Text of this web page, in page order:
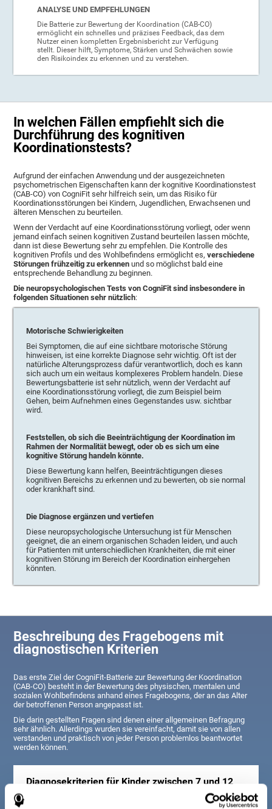
ANALYSE UND EMPFEHLUNGEN
Die Batterie zur Bewertung der Koordination (CAB-CO)
ermöglicht ein schnelles und präzises Feedback, das dem
Nutzer einen kompletten Ergebnisbericht zur Verfügung
stellt. Dieser hilft, Symptome, Stärken und Schwächen sowie
den Risikoindex zu erkennen und zu verstehen.
In welchen Fällen empfiehlt sich die
Durchführung des kognitiven
Koordinationstests?
Aufgrund der einfachen Anwendung und der ausgezeichneten
psychometrischen Eigenschaften kann der kognitive Koordinationstest
(CAB-CO) von CogniFit sehr hilfreich sein, um das Risiko für
Koordinationsstörungen bei Kindern, Jugendlichen, Erwachsenen und
älteren Menschen zu beurteilen.
Wenn der Verdacht auf eine Koordinationsstörung vorliegt, oder wenn
jemand einfach seinen kognitiven Zustand beurteilen lassen möchte,
dann ist diese Bewertung sehr zu empfehlen. Die Kontrolle des
kognitiven Profils und des Wohlbefindens ermöglicht es,verschiedene
Störungen frühzeitig zu erkennen und so möglichst bald eine
entsprechende Behandlung zu beginnen.
Die neuropsychologischen Tests von CogniFit sind insbesondere in
folgenden Situationen sehr nützlich:
Motorische Schwierigkeiten
Bei Symptomen, die auf eine sichtbare motorische Störung
hinweisen, ist eine korrekte Diagnose sehr wichtig. Oft ist der
natürliche Alterungsprozess dafür verantwortlich, doch es kann
sich auch um ein weitaus komplexeres Problem handeln. Diese
Bewertungsbatterie ist sehr nützlich, wenn der Verdacht auf
eine Koordinationsstörung vorliegt, die zum Beispiel beim
Gehen, beim Aufnehmen eines Gegenstandes usw. sichtbar
wird.
Feststellen, ob sich die Beeinträchtigung der Koordination im
Rahmen der Normalität bewegt, oder ob es sich um eine
kognitive Störung handeln könnte.
Diese Bewertung kann helfen, Beeinträchtigungen dieses
kognitiven Bereichs zu erkennen und zu bewerten, ob sie normal
oder krankhaft sind.
Die Diagnose ergänzen und vertiefen
Diese neuropsychologische Untersuchung ist für Menschen
geeignet, die an einem organischen Schaden leiden, und auch
für Patienten mit unterschiedlichen Krankheiten, die mit einer
kognitiven Störung im Bereich der Koordination einhergehen
könnten.
Beschreibung des Fragebogens mit
diagnostischen Kriterien
Das erste Ziel der CogniFit-Batterie zur Bewertung der Koordination
(CAB-CO) besteht in der Bewertung des physischen, mentalen und
sozialen Wohlbefindens anhand eines Fragebogens, der an das Alter
der betroffenen Person angepasst ist.
Die darin gestellten Fragen sind denen einer allgemeinen Befragung
sehr ähnlich. Allerdings wurden sie vereinfacht, damit sie von allen
verstanden und praktisch von jeder Person problemlos beantwortet
werden können.
Diagnosekriterien für Kinder zwischen 7 und 12